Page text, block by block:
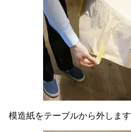
模造紙をテーブルから外します